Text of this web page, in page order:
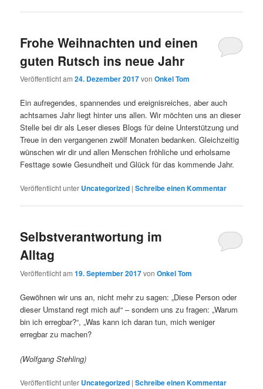
Frohe Weihnachten und einen
guten Rutsch ins neue Jahr
Veröffentlicht am24. Dezember 2017vonOnkel Tom
Ein aufregendes, spannendes und ereignisreiches, aber auch
achtsames Jahr liegt hinter uns allen. Wir möchten uns an dieser
Stelle bei dir als Leser dieses Blogs für deine Unterstützung und
Treue in den vergangenen zwölf Monaten bedanken. Gleichzeitig
wünschen wir dir und allen Menschen fröhliche und erholsame
Festtage sowie Gesundheit und Glück für das kommende Jahr.
Veröffentlicht unter Uncategorized |Schreibe einen Kommentar
Selbstverantwortung im
Alltag
Veröffentlicht am19. September 2017vonOnkel Tom
Gewöhnen wir uns an, nicht mehr zu sagen: „Diese Person oder
dieser Umstand regt mich auf“ – sondern uns zu fragen: „Warum
bin ich erregbar?“, „Was kann ich daran tun, mich weniger
erregbar zu machen?
(Wolfgang Stehling)
Veröffentlicht unter Uncategorized |Schreibe einen Kommentar